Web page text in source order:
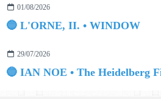
01/08/2026
🔵 L'ORNE, II. • WINDOW
29/07/2026
🔵 IAN NOE • The Heidelberg